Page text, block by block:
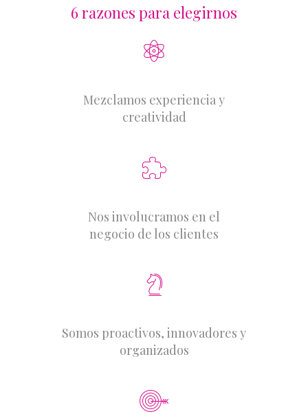
6 razones para elegirnos
Mezclamos experiencia y
creatividad
Nos involucramos en el
negocio de los clientes
Somos proactivos, innovadores y
organizados